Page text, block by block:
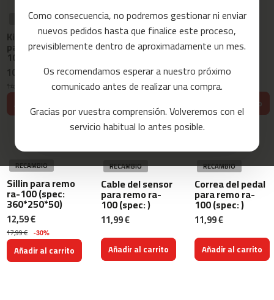
Como consecuencia, no podremos gestionar ni enviar
nuevos pedidos hasta que finalice este proceso,
previsiblemente dentro de aproximadamente un mes.
Os recomendamos esperar a nuestro próximo
comunicado antes de realizar una compra.
Gracias por vuestra comprensión. Volveremos con el
servicio habitual lo antes posible.
r
e
r
m
c
-
8
0
RECAMBIO
Kit de montaje
para remo ra-
100
10,49 €
14,99 €
RECAMBIO
Tapa
estabilizador
trasero para
8,39 €
11,99 € -30%
Añadir al carrito
RECAMBIO
Estabilizador
trasero para
15,99 €
Añadir al carrito
RECAMBIO
Sillin para remo
ra-100 (spec:
360*250*50)
12,59 €
17,99 € -30%
Añadir al carrito
RECAMBIO
Cable del sensor
para remo ra-
100 (spec: )
11,99 €
Añadir al carrito
RECAMBIO
Correa del pedal
para remo ra-
100 (spec: )
11,99 €
Añadir al carrito